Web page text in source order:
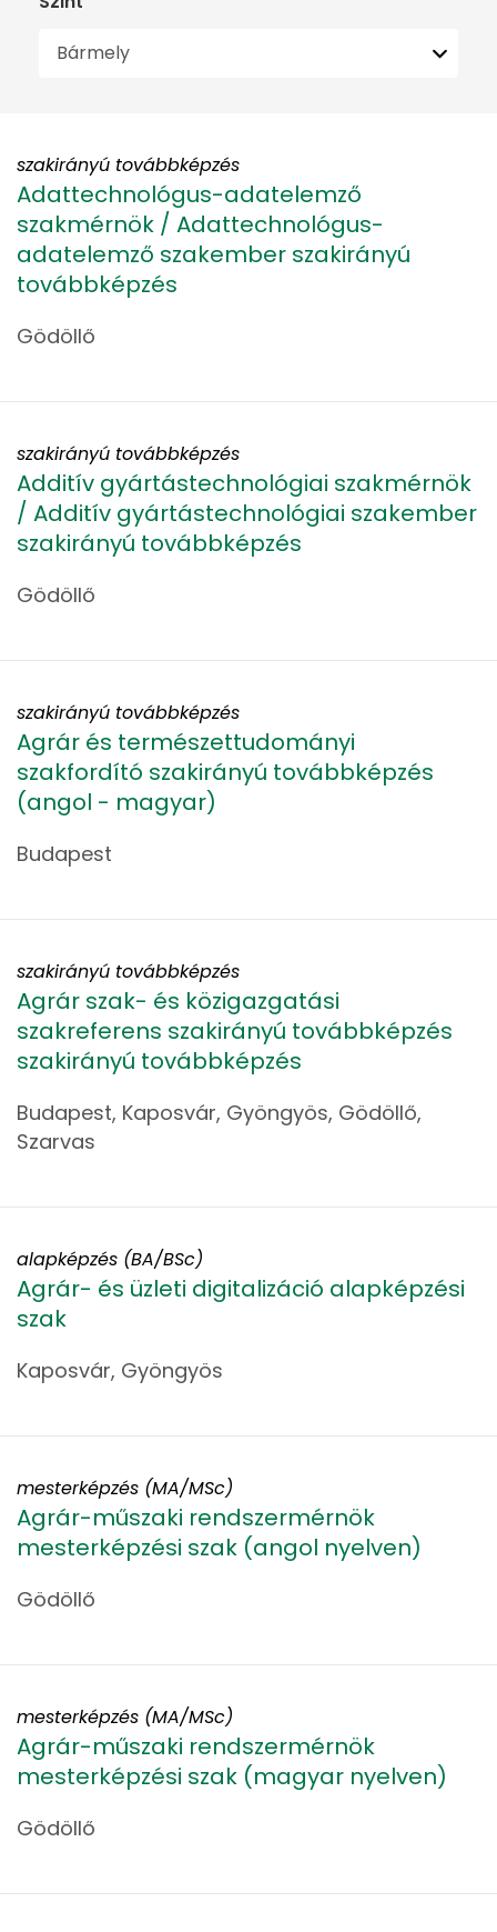
Adattechnológus-adatelemző
szakmérnök / Adattechnológus-
adatelemző szakember szakirányú
továbbképzés
Gödöllő
szakirányú továbbképzés
Additív gyártástechnológiai szakmérnök
/ Additív gyártástechnológiai szakember
szakirányú továbbképzés
Gödöllő
szakirányú továbbképzés
Agrár és természettudományi
szakfordító szakirányú továbbképzés
(angol - magyar)
Budapest
szakirányú továbbképzés
Agrár szak- és közigazgatási
szakreferens szakirányú továbbképzés
szakirányú továbbképzés
Budapest, Kaposvár, Gyöngyös, Gödöllő,
Szarvas
szakirányú továbbképzés
Agrár- és üzleti digitalizáció alapképzési
szak
Kaposvár, Gyöngyös
alapképzés (BA/BSc)
Agrár-műszaki rendszermérnök
mesterképzési szak (angol nyelven)
Gödöllő
mesterképzés (MA/MSc)
Agrár-műszaki rendszermérnök
mesterképzési szak (magyar nyelven)
Gödöllő
mesterképzés (MA/MSc)